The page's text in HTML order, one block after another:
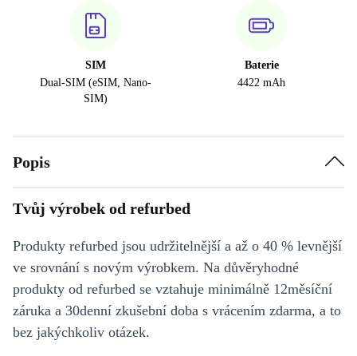
SIM
Dual-SIM (eSIM, Nano-
SIM)
Baterie
4422 mAh
Popis
Tvůj výrobek od refurbed
Produkty refurbed jsou udržitelnější a až o 40 % levnější
ve srovnání s novým výrobkem. Na důvěryhodné
produkty od refurbed se vztahuje minimálně 12měsíční
záruka a 30denní zkušební doba s vrácením zdarma, a to
bez jakýchkoliv otázek.